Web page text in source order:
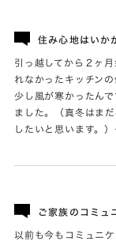
住み心地はいか
引っ越してから２ヶ
れなかったキッチン
少し風が寒かったん
ました。（真冬はま
したいと思います。
ご家族のコミュ
以前も今もコミュニ